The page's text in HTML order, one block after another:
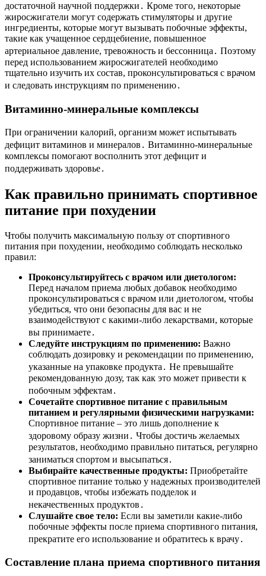
достаточной научной поддержки․ Кроме того, некоторые
жиросжигатели могут содержать стимуляторы и другие
ингредиенты, которые могут вызывать побочные эффекты,
такие как учащенное сердцебиение, повышенное
артериальное давление, тревожность и бессонница․ Поэтому
перед использованием жиросжигателей необходимо
тщательно изучить их состав, проконсультироваться с врачом
и следовать инструкциям по применению․
Витаминно-минеральные комплексы
При ограничении калорий, организм может испытывать
дефицит витаминов и минералов․ Витаминно-минеральные
комплексы помогают восполнить этот дефицит и
поддерживать здоровье․
Как правильно принимать спортивное
питание при похудении
Чтобы получить максимальную пользу от спортивного
питания при похудении, необходимо соблюдать несколько
правил:
Проконсультируйтесь с врачом или диетологом:
Перед началом приема любых добавок необходимо
проконсультироваться с врачом или диетологом, чтобы
убедиться, что они безопасны для вас и не
взаимодействуют с какими-либо лекарствами, которые
вы принимаете․
Следуйте инструкциям по применению: Важно
соблюдать дозировку и рекомендации по применению,
указанные на упаковке продукта․ Не превышайте
рекомендованную дозу, так как это может привести к
побочным эффектам․
Сочетайте спортивное питание с правильным
питанием и регулярными физическими нагрузками:
Спортивное питание – это лишь дополнение к
здоровому образу жизни․ Чтобы достичь желаемых
результатов, необходимо правильно питаться, регулярно
заниматься спортом и высыпаться․
Выбирайте качественные продукты: Приобретайте
спортивное питание только у надежных производителей
и продавцов, чтобы избежать подделок и
некачественных продуктов․
Слушайте свое тело: Если вы заметили какие-либо
побочные эффекты после приема спортивного питания,
прекратите его использование и обратитесь к врачу․
Составление плана приема спортивного питания